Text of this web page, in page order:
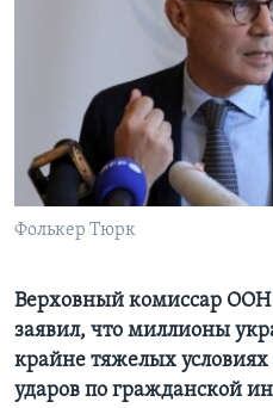
СОЦИАЛЬНЫЕ СЕТИ
Языки
Фолькер Тюрк
Верховный комиссар ООН
заявил, что миллионы
крайне тяжелых условиях
ударов по гражданской